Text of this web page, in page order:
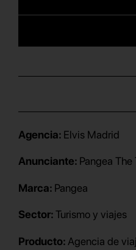
Agencia: Elvis Madrid
Anunciante: Pangea The
Marca: Pangea
Sector:Turismo y viajes
Producto: Agencia de